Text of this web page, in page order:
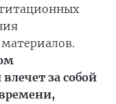
за собой